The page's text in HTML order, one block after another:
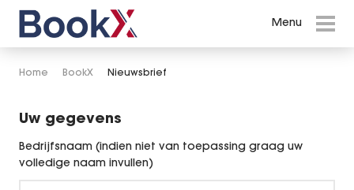
Menu
Home BookX Nieuwsbrief
Uw gegevens
Bedrijfsnaam (indien niet van toepassing graag uw
volledige naam invullen)
Menu
Inspiratie Cases
Entertainment